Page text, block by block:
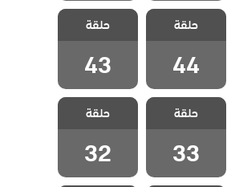
مسلسل هذا
العالم لا يسعني
مدبلج الحلقة 44
حلقة
44
مسلسل هذا
العالم لا يسعني
مدبلج الحلقة 43
حلقة
43
مسلسل هذا
العالم لا يسعني
مدبلج الحلقة 33
حلقة
33
مسلسل هذا
العالم لا يسعني
مدبلج الحلقة 32
حلقة
32
مسلسل هذا
مسلسل هذا